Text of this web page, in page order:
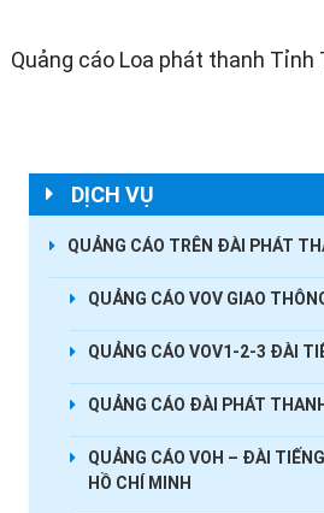
Quảng cáo Loa phát thanh Tỉnh
DỊCH VỤ
QUẢNG CÁO TRÊN ĐÀI PHÁT
QUẢNG CÁO VOV GIAO
QUẢNG CÁO VOV1-2-3 ĐÀI
QUẢNG CÁO ĐÀI PHÁT
QUẢNG CÁO VOH – ĐÀI
HỒ CHÍ MINH